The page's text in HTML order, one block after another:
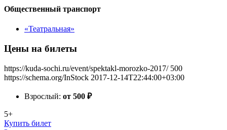
Общественный транспорт
«Театральная»
Цены на билеты
https://kuda-sochi.ru/event/spektakl-morozko-2017/ 500
https://schema.org/InStock 2017-12-14T22:44:00+03:00
Взрослый: от 500 ₽
5+
Купить билет